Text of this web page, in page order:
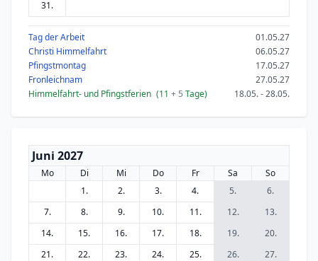
31.
Tag der Arbeit
01.05.27
Christi Himmelfahrt
06.05.27
Pfingstmontag
17.05.27
Fronleichnam
27.05.27
Himmelfahrt- und Pfingstferien (11 + 5 Tage) 18.05. - 28.05.
Juni 2027
Mo Di Mi Do Fr Sa
So
1.
2. 3. 4. 5.
6.
7.
8. 9. 10. 11. 12.
13.
14.
15. 16. 17. 18. 19.
20.
21.
22. 23. 24. 25. 26.
27.